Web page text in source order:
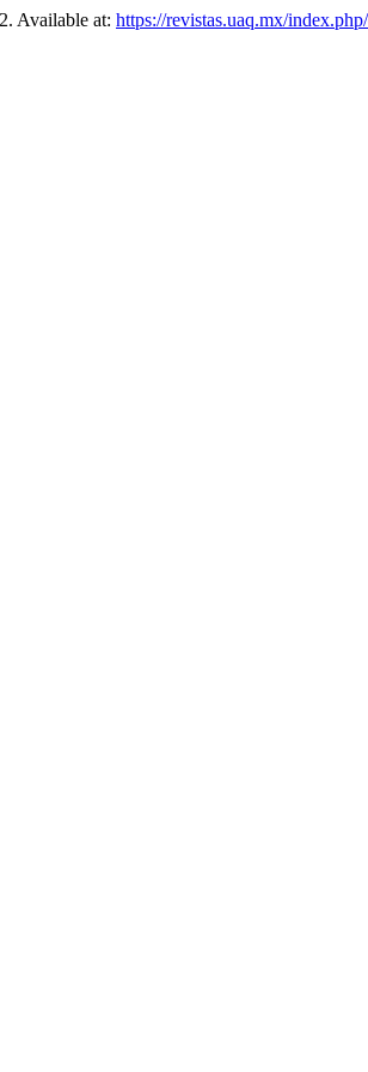
Available at: https://revistas.uaq.mx/